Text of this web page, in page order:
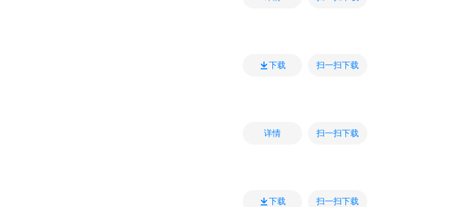
下载 扫一扫下载
详情 扫一扫下载
下载 扫一扫下载